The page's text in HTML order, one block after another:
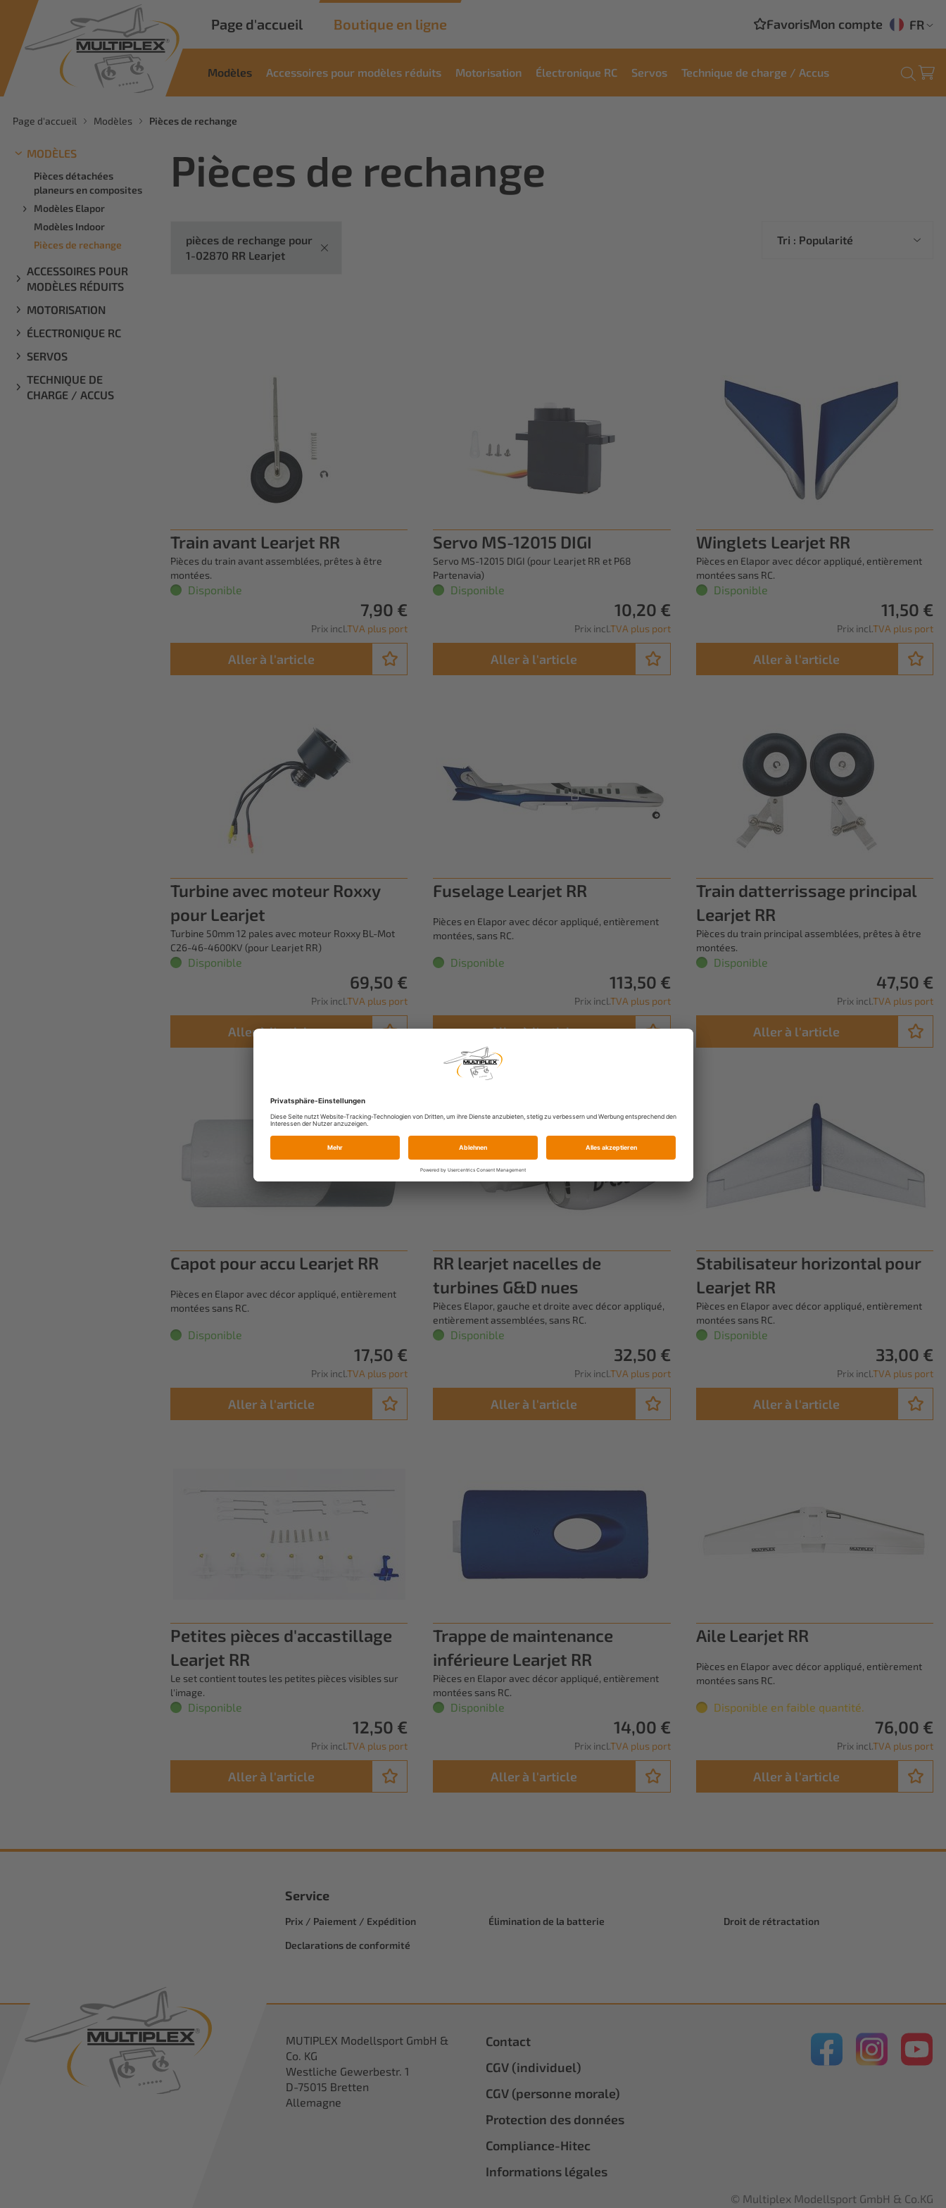
Page d'accueil Boutique en ligne FavorisMon compte FR
Modèles Accessoires pour modèles réduits Motorisation Électronique RC Servos Technique de charge / Accus
Page d'accueil Modèles Pièces de rechange
MODÈLES
Pièces détachées
planeurs en composites
Modèles Elapor
Modèles Indoor
Pièces de rechange
ACCESSOIRES POUR
MODÈLES RÉDUITS
MOTORISATION
ÉLECTRONIQUE RC
SERVOS
TECHNIQUE DE
CHARGE / ACCUS
Pièces de rechange
pièces de rechange pour
1-02870 RR Learjet
Train avant Learjet RR
Pièces du train avant assemblées, prêtes à être
montées.
Disponible
7,90 €
Prix incl.TVA plus port
Aller à l'article
Servo MS-12015 DIGI
Servo MS-12015 DIGI (pour Learjet RR et P68
Partenavia)
Disponible
10,20 €
Prix incl.TVA plus port
Aller à l'article
Winglets Learjet RR
Pièces en Elapor avec décor appliqué, entièrement
montées sans RC.
Disponible
11,50 €
Prix incl.TVA plus port
Aller à l'article
Turbine avec moteur Roxxy
pour Learjet
Turbine 50mm 12 pales avec moteur Roxxy BL-Mot
C26-46-4600KV (pour Learjet RR)
Disponible
69,50 €
Prix incl.TVA plus port
Aller à l'article
Fuselage Learjet RR
Pièces en Elapor avec décor appliqué, entièrement
montées, sans RC.
Disponible
113,50 €
Prix incl.TVA plus port
Aller à l'article
Train datterrissage principal
Learjet RR
Pièces du train principal assemblées, prêtes à être
montées.
Disponible
47,50 €
Prix incl.TVA plus port
Aller à l'article
Capot pour accu Learjet RR
Pièces en Elapor avec décor appliqué, entièrement
montées sans RC.
Disponible
17,50 €
Prix incl.TVA plus port
Aller à l'article
RR learjet nacelles de
turbines G&D nues
Pièces Elapor, gauche et droite avec décor appliqué,
entièrement assemblées, sans RC.
Disponible
32,50 €
Prix incl.TVA plus port
Aller à l'article
Stabilisateur horizontal pour
Learjet RR
Pièces en Elapor avec décor appliqué, entièrement
montées sans RC.
Disponible
33,00 €
Prix incl.TVA plus port
Aller à l'article
Petites pièces d'accastillage
Learjet RR
Le set contient toutes les petites pièces visibles sur
l'image.
Disponible
12,50 €
Prix incl.TVA plus port
Aller à l'article
Trappe de maintenance
inférieure Learjet RR
Pièces en Elapor avec décor appliqué, entièrement
montées sans RC.
Disponible
14,00 €
Prix incl.TVA plus port
Aller à l'article
Aile Learjet RR
Pièces en Elapor avec décor appliqué, entièrement
montées sans RC.
Disponible en faible quantité.
76,00 €
Prix incl.TVA plus port
Aller à l'article
Service
Prix / Paiement / Expédition Élimination de la batterie
Droit de rétractation
Declarations de conformité
MUTIPLEX Modellsport GmbH &
Co. KG
Westliche Gewerbestr. 1
D-75015 Bretten
Allemagne
Contact
CGV (individuel)
CGV (personne morale)
Protection des données
Compliance-Hitec
Informations légales
© Multiplex Modellsport GmbH & Co.KG